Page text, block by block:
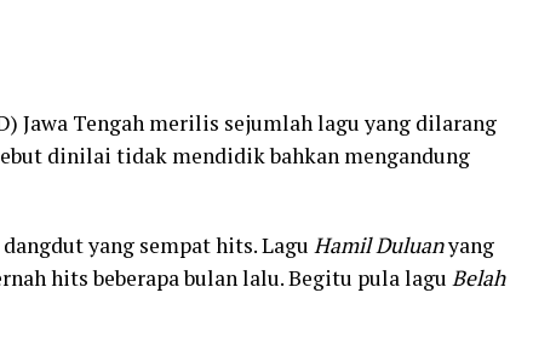
Jawa Tengah merilis sejumlah lagu yang dilarang
dinilai tidak mendidik bahkan mengandung
yang sempat hits. Lagu Hamil Duluanyang
hits beberapa bulan lalu. Begitu pula lagu Belah